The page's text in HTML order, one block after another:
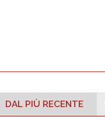
DAL PIÙ RECENTE